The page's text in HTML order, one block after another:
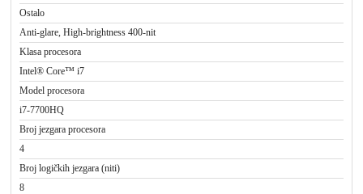
Ostalo
Anti-glare, High-brightness 400-nit
Klasa procesora
Intel® Core™ i7
Model procesora
i7-7700HQ
Broj jezgara procesora
4
Broj logičkih jezgara (niti)
8